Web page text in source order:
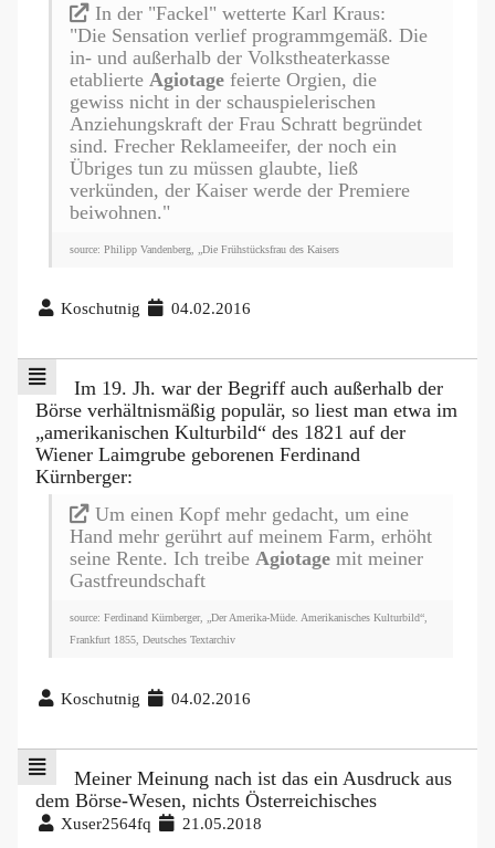
In der "Fackel" wetterte Karl Kraus:
"Die Sensation verlief programmgemäß. Die
in- und außerhalb der Volkstheaterkasse
etablierte Agiotage feierte Orgien, die
gewiss nicht in der schauspielerischen
Anziehungskraft der Frau Schratt begründet
sind. Frecher Reklameeifer, der noch ein
Übriges tun zu müssen glaubte, ließ
verkünden, der Kaiser werde der Premiere
beiwohnen."
source: Philipp Vandenberg, „Die Frühstücksfrau des Kaisers
Koschutnig 04.02.2016
Im 19. Jh. war der Begriff auch außerhalb der
Börse verhältnismäßig populär, so liest man etwa im
„amerikanischen Kulturbild“ des 1821 auf der
Wiener Laimgrube geborenen Ferdinand
Kürnberger:
Um einen Kopf mehr gedacht, um eine
Hand mehr gerührt auf meinem Farm, erhöht
seine Rente. Ich treibe Agiotage mit meiner
Gastfreundschaft
source: Ferdinand Kürnberger, „Der Amerika-Müde. Amerikanisches Kulturbild“,
Frankfurt 1855, Deutsches Textarchiv
Koschutnig 04.02.2016
Meiner Meinung nach ist das ein Ausdruck aus
dem Börse-Wesen, nichts Österreichisches
Xuser2564fq 21.05.2018